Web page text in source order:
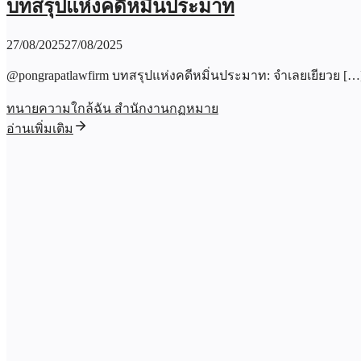
บทสรุปแห่งคดีหมิ่นประมาท
27/08/202527/08/2025
@pongrapatlawfirm บทสรุปแห่งคดีหมิ่นประมาท: จำเลยเยียวย
ทนายความใกล้ฉัน สำนักงานกฏหมาย
อ่านเพิ่มเติม